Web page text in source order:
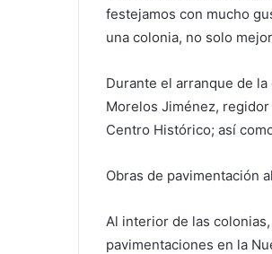
festejamos con mucho
una colonia, no solo
Durante el arranque de
Morelos Jiménez,
Centro Histórico; así
Obras de pavimentación
Al interior de las
pavimentaciones en la